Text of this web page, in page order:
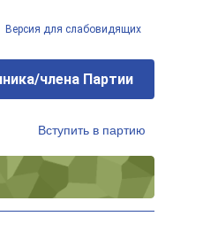
Версия для слабовидящих
члена Партии
Вступить в партию